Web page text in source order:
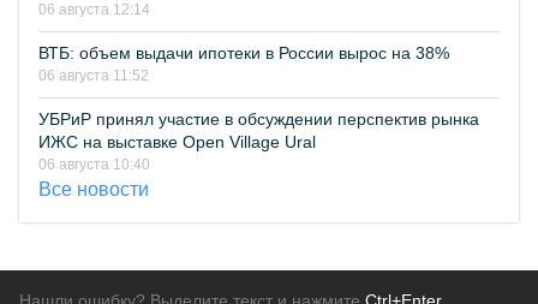
06 августа 12:14
ВТБ: объем выдачи ипотеки в России вырос на 38%
06 августа 11:52
УБРиР принял участие в обсуждении перспектив рынка
ИЖС на выставке Open Village Ural
06 августа 10:40
Все новости